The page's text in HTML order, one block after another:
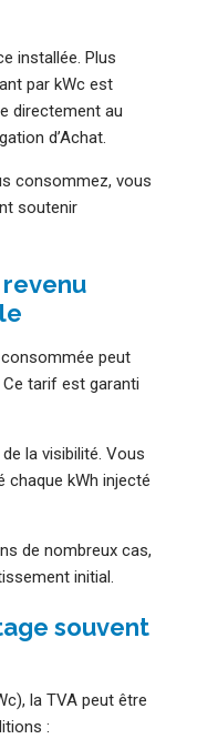
installée. Plus
par kWc est
directement au
d’Achat.
consommez, vous
soutenir
consommée peut
Ce tarif est garanti
la visibilité. Vous
chaque kWh injecté
de nombreux cas,
initial.
souvent
la TVA peut être
: